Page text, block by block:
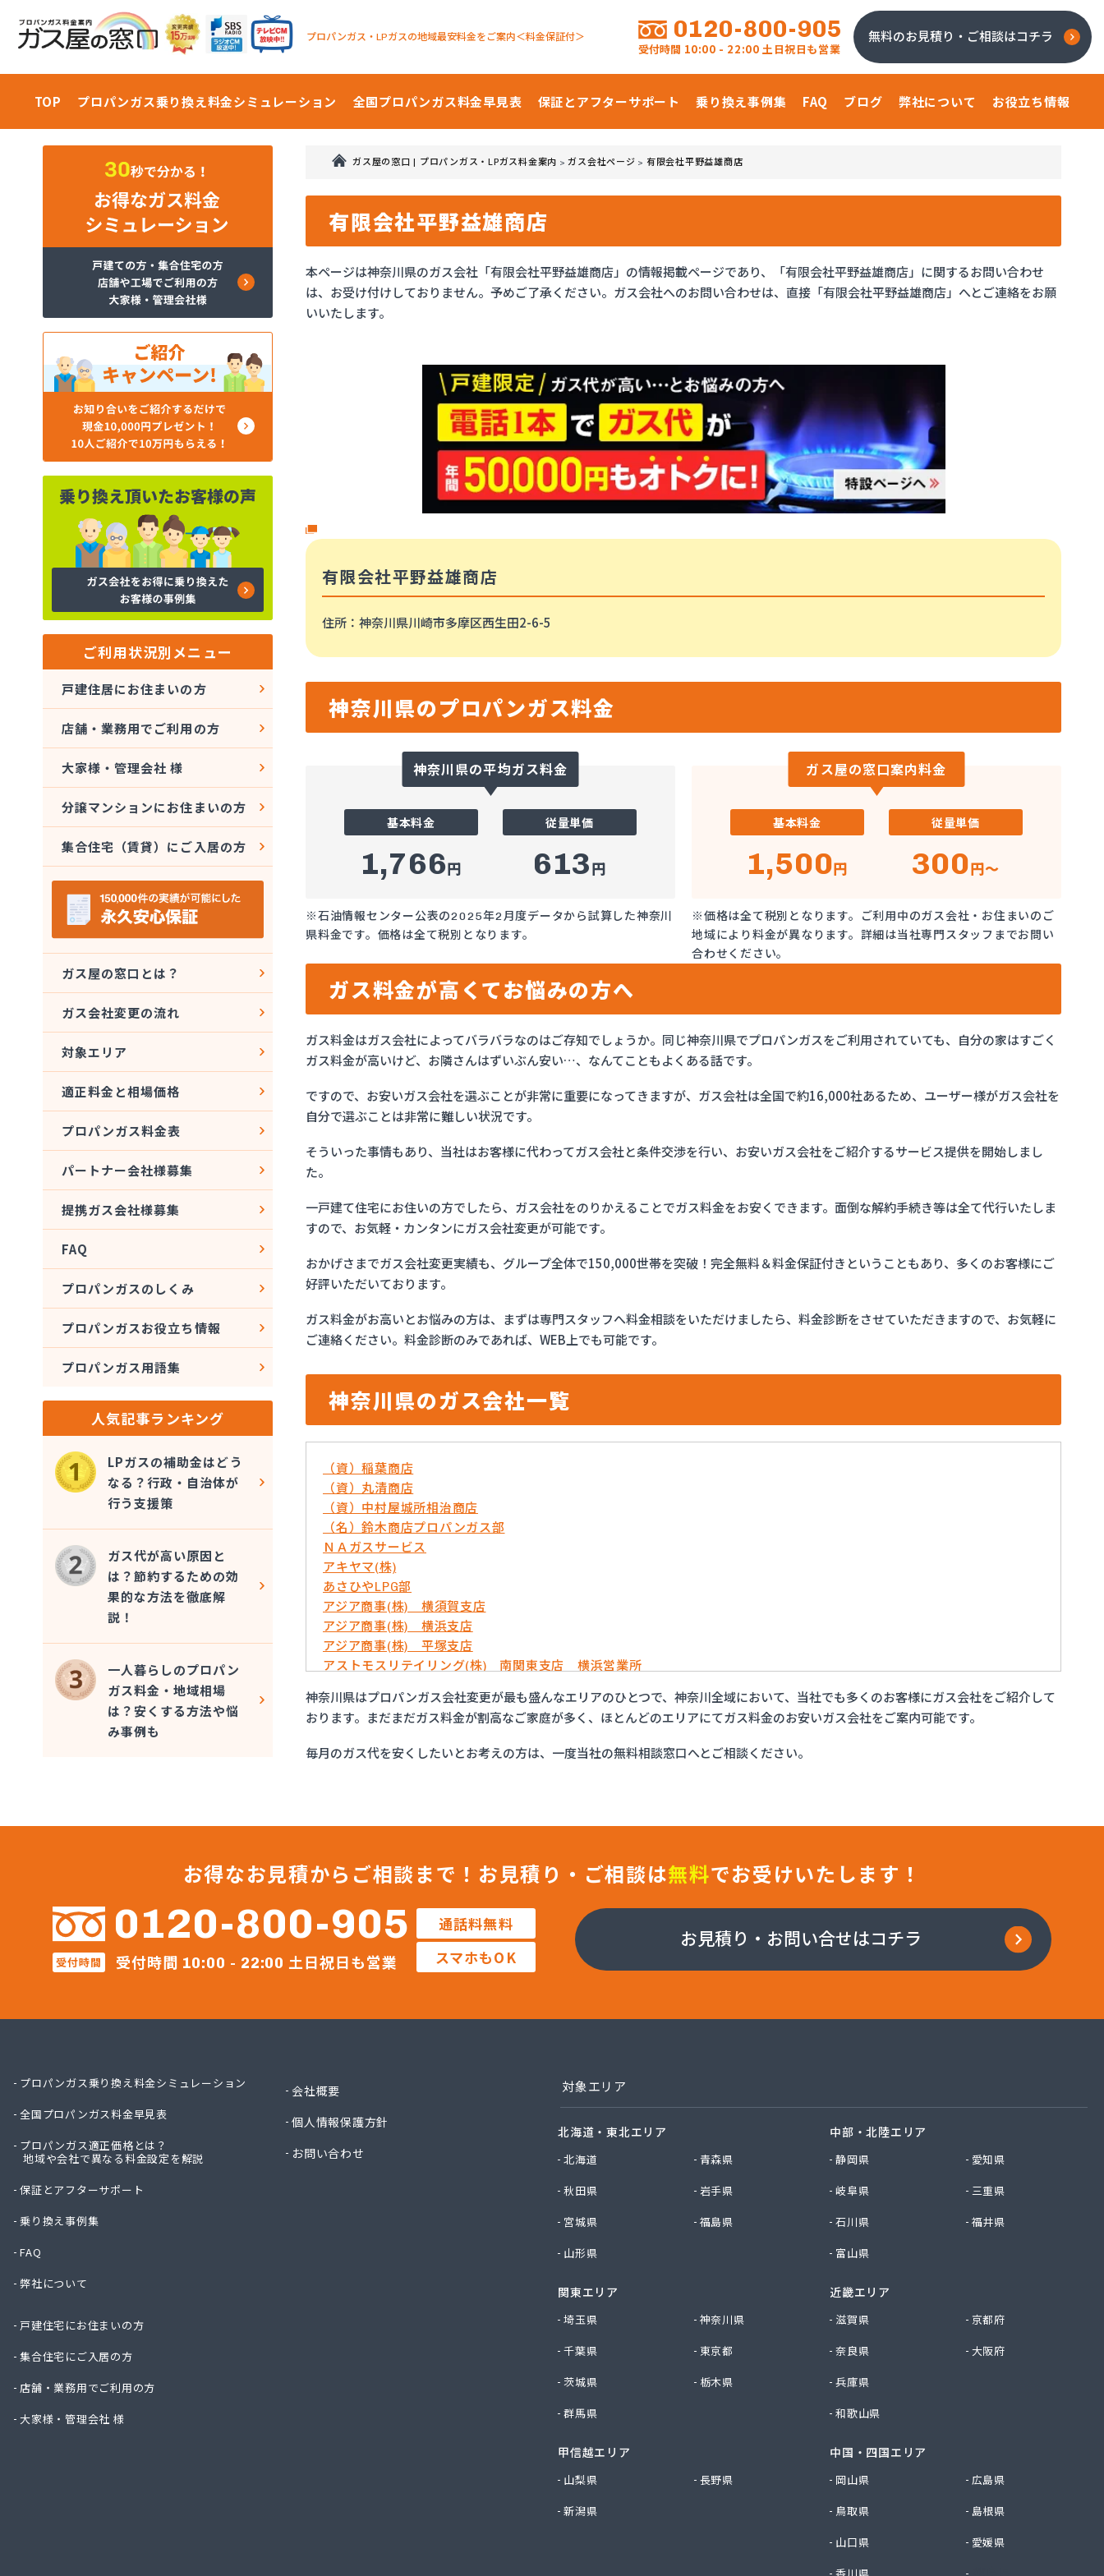
プロパンガス・LPガスの地域最安料金をご案内＜料金保証付＞ 0120-800-905
受付時間 10:00 - 22:00 土日祝日も営業
無料のお見積り・ご相談はコチラ
TOP プロパンガス乗り換え料金シミュレーション 全国プロパンガス料金早見表 保証とアフターサポート 乗り換え事例集 FAQ ブログ 弊社について お役立ち情報
ガス屋の窓口 | プロパンガス・LPガス料金案内 >ガス会社ページ > 有限会社平野益雄商店
有限会社平野益雄商店
本ページは神奈川県のガス会社「有限会社平野益雄商店」の情報掲載ページであり、「有限会社平野益雄商店」に関するお問い合わせ
は、お受け付けしておりません。予めご了承ください。ガス会社へのお問い合わせは、直接「有限会社平野益雄商店」へとご連絡をお願
いいたします。
有限会社平野益雄商店
住所 ：神奈川県川崎市多摩区西生田2-6-5
神奈川県のプロパンガス料金
神奈川県の平均ガス料金
基本料金
1,766円
従量単価
613円
※石油情報センター公表の2025年2月度データから試算した神奈川
県料金です。価格は全て税別となります。
ガス屋の窓口案内料金
基本料金
1,500円
従量単価
300円～
※価格は全て税別となります。ご利用中のガス会社・お住まいのご
地域により料金が異なります。詳細は当社専門スタッフまでお問い
合わせください。
ガス料金が高くてお悩みの方へ
ガス料金はガス会社によってバラバラなのはご存知でしょうか。同じ神奈川県でプロパンガスをご利用されていても、自分の家はすごく
ガス料金が高いけど、お隣さんはずいぶん安い…、なんてこともよくある話です。
ですので、お安いガス会社を選ぶことが非常に重要になってきますが、ガス会社は全国で約16,000社あるため、ユーザー様がガス会社を
自分で選ぶことは非常に難しい状況です。
そういった事情もあり、当社はお客様に代わってガス会社と条件交渉を行い、お安いガス会社をご紹介するサービス提供を開始しまし
た。
一戸建て住宅にお住いの方でしたら、ガス会社をのりかえることでガス料金をお安くできます。面倒な解約手続き等は全て代行いたしま
すので、お気軽・カンタンにガス会社変更が可能です。
おかげさまでガス会社変更実績も、グループ全体で150,000世帯を突破！完全無料＆料金保証付きということもあり、多くのお客様にご
好評いただいております。
ガス料金がお高いとお悩みの方は、まずは専門スタッフへ料金相談をいただけましたら、料金診断をさせていただきますので、お気軽に
ご連絡ください。料金診断のみであれば、WEB上でも可能です。
神奈川県のガス会社一覧
（資）稲葉商店
（資）丸清商店
（資）中村屋城所相治商店
（名）鈴木商店プロパンガス部
ＮＡガスサービス
アキヤマ(株)
あさひやLPG部
アジア商事(株) 横須賀支店
アジア商事(株) 横浜支店
アジア商事(株) 平塚支店
アストモスリテイリング(株) 南関東支店 横浜営業所
イワタニ首都圏(株) 横須賀営業所
イワタニ首都圏(株) 横浜支店
イワタニ首都圏(株) 湘南支店
イワタニ首都圏(株) 川崎支店
グッドライフサーラ関東(株) 神奈川支店 青葉営業所
さかなや伊東英次商店
セントラル石油瓦斯(株) 横須賀支店
トモプロ(株) 横浜営業所
トモプロ(株) 県央営業所
トモプロ(株) 相模原営業所
ファーストガスシステム(株)
ミライフ(株) 神奈川支店 横浜オフィス
ミライフ(株) 神奈川支店 相模原オフィス
ミライフ(株) 神奈川支店藤沢オフィス
レモンガス(株)
神奈川県はプロパンガス会社変更が最も盛んなエリアのひとつで、神奈川全域において、当社でも多くのお客様にガス会社をご紹介して
おります。まだまだガス料金が割高なご家庭が多く、ほとんどのエリアにてガス料金のお安いガス会社をご案内可能です。
毎月のガス代を安くしたいとお考えの方は、一度当社の無料相談窓口へとご相談ください。
ご利用状況別メニュー
戸建住居にお住まいの方
店舗・業務用でご利用の方
大家様・管理会社 様
分譲マンションにお住まいの方
集合住宅（賃貸）にご入居の方
ガス屋の窓口とは？
ガス会社変更の流れ
対象エリア
適正料金と相場価格
プロパンガス料金表
パートナー会社様募集
提携ガス会社様募集
FAQ
プロパンガスのしくみ
プロパンガスお役立ち情報
プロパンガス用語集
人気記事ランキング
LPガスの補助金はどう
なる？行政・自治体が
行う支援策
ガス代が高い原因と
は？節約するための効
果的な方法を徹底解
説！
一人暮らしのプロパン
ガス料金・地域相場
は？安くする方法や悩
み事例も
お得なお見積からご相談まで！ お見積り・ご相談は無料でお受けいたします！
0120-800-905
受付時間 受付時間 10:00 - 22:00 土日祝日も営業
通話料無料
スマホもOK
お見積り・お問い合せはコチラ
プロパンガス乗り換え料金シミュレーション
全国プロパンガス料金早見表
プロパンガス適正価格とは？
地域や会社で異なる料金設定を解説
保証とアフターサポート
乗り換え事例集
FAQ
弊社について
戸建住宅にお住まいの方
集合住宅にご入居の方
店舗・業務用でご利用の方
大家様・管理会社 様
会社概要
個人情報保護方針
お問い合わせ
対象エリア
北海道・東北エリア
北海道
青森県
秋田県
岩手県
宮城県
福島県
山形県
関東エリア
埼玉県
神奈川県
千葉県
東京都
茨城県
栃木県
群馬県
甲信越エリア
山梨県
長野県
新潟県
中部・北陸エリア
静岡県
愛知県
岐阜県
三重県
石川県
福井県
富山県
近畿エリア
滋賀県
京都府
奈良県
大阪府
兵庫県
和歌山県
中国・四国エリア
岡山県
広島県
鳥取県
島根県
山口県
愛媛県